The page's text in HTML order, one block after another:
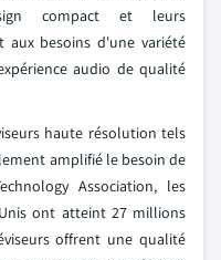
compact et leurs
aux besoins d'une variété
audio de qualité
haute résolution tels
amplifié le besoin de
Association, les
ont atteint 27 millions
offrent une qualité